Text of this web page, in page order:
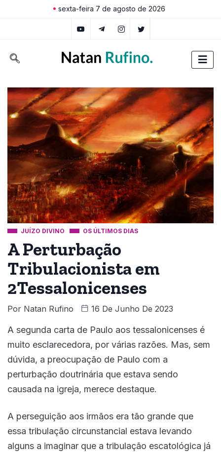
sexta-feira 7 de agosto de 2026
JUÍZO DIVINO OS ÚLTIMOS DIAS
A Perturbação
Tribulacionista em
2Tessalonicenses
Por Natan Rufino 16 De Junho De 2023
A segunda carta de Paulo aos tessalonicenses é
muito esclarecedora, por várias razões. Mas, sem
dúvida, a preocupação de Paulo com a
perturbação doutrinária que estava sendo
causada na igreja, merece destaque.
A perseguição aos irmãos era tão grande que
essa tribulação circunstancial estava levando
alguns a imaginar que a tribulação escatológica já